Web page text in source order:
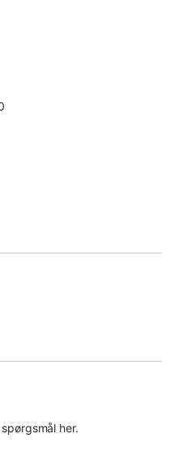
her.